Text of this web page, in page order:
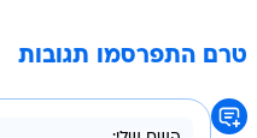
טרם התפרסמו תגובות